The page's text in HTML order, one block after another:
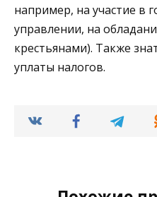
например, на участие в
управлении, на
крестьянами). Также
уплаты налогов.